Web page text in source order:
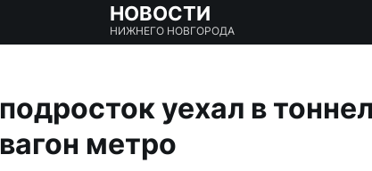
НОВОСТИ
НИЖНЕГО НОВГОРОДА
уехал в
метро